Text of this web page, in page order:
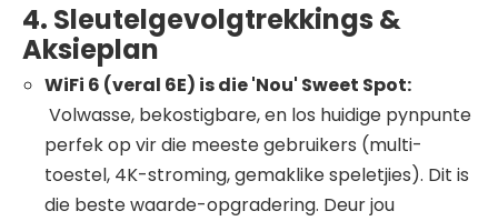
4. Sleutelgevolgtrekkings &
Aksieplan
WiFi 6 (veral 6E) is die 'Nou' Sweet Spot:
Volwasse, bekostigbare, en los huidige pynpunte
perfek op vir die meeste gebruikers (multi-
toestel, 4K-stroming, gemaklike speletjies). Dit is
die beste waarde-opgradering. Deur jou